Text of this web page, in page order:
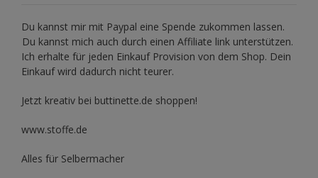
Du kannst mir mit Paypal eine Spende zukommen lassen.
Du kannst mich auch durch einen Affiliate link unterstützen.
Ich erhalte für jeden Einkauf Provision von dem Shop. Dein
Einkauf wird dadurch nicht teurer.
Jetzt kreativ bei buttinette.de shoppen!
www.stoffe.de
Alles für Selbermacher